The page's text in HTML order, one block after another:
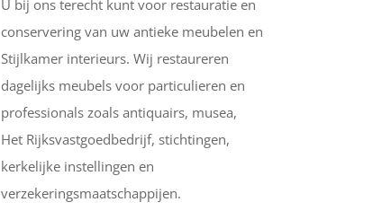
U bij ons terecht kunt voor restauratie en
conservering van uw antieke meubelen en
Stijlkamer interieurs. Wij restaureren
dagelijks meubels voor particulieren en
professionals zoals antiquairs, musea,
Het Rijksvastgoedbedrijf, stichtingen,
kerkelijke instellingen en
verzekeringsmaatschappijen.